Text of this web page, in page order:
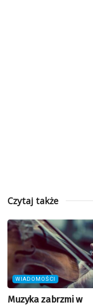
Czytaj także
WIADOMOŚCI
Muzyka zabrzmi w